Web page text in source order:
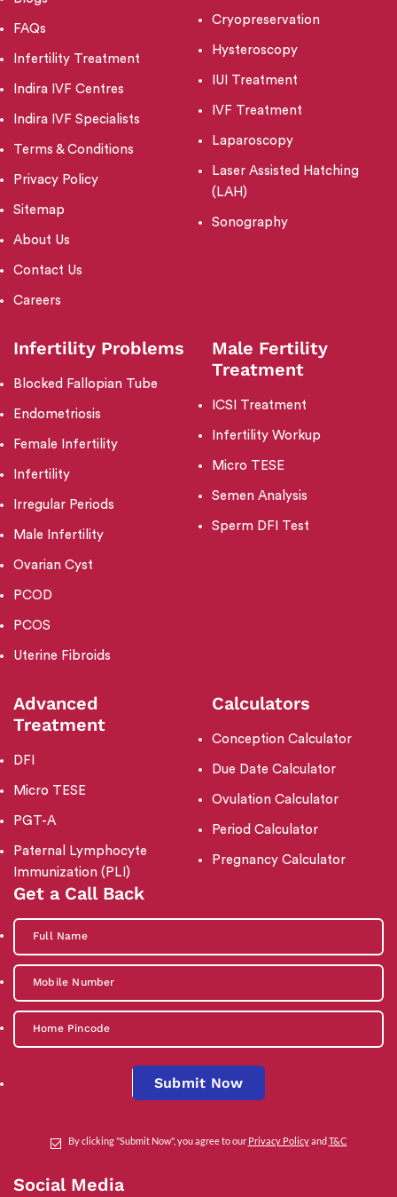
FAQs
Infertility Treatment
Indira IVF Centres
Indira IVF Specialists
Terms & Conditions
Privacy Policy
Sitemap
About Us
Contact Us
Careers
Cryopreservation
Hysteroscopy
IUI Treatment
IVF Treatment
Laparoscopy
Laser Assisted Hatching
(LAH)
Sonography
Infertility Problems
Blocked Fallopian Tube
Endometriosis
Female Infertility
Infertility
Irregular Periods
Male Infertility
Ovarian Cyst
PCOD
PCOS
Uterine Fibroids
Male Fertility
Treatment
ICSI Treatment
Infertility Workup
Micro TESE
Semen Analysis
Sperm DFI Test
Advanced
Treatment
DFI
Micro TESE
PGT-A
Paternal Lymphocyte
Immunization (PLI)
Calculators
Conception Calculator
Due Date Calculator
Ovulation Calculator
Period Calculator
Pregnancy Calculator
Get a Call Back
Submit Now
By clicking "Submit Now", you agree to our Privacy PolicyandT&C
Social Media